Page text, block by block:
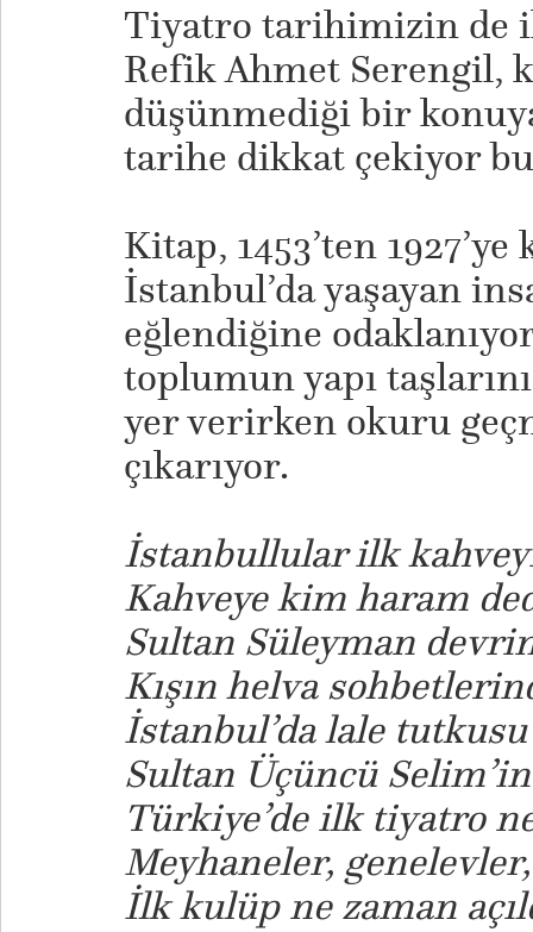
Tiyatro tarihimizin de
Refik Ahmet Serengil,
düşünmediği bir
tarihe dikkat çekiyor
Kitap, 1453’ten
İstanbul’da yaşayan
eğlendiğine
toplumun yapı
yer verirken okuru
çıkarıyor.
İstanbullular ilk
Kahveye kim haram
Sultan Süleyman
Kışın helva
İstanbul’da lale tutkusu
Sultan Üçüncü
Türkiye’de ilk tiyatro
Meyhaneler,
İlk kulüp ne zaman